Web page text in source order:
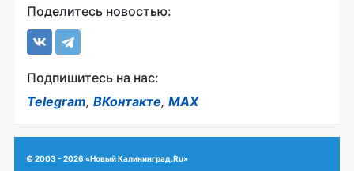
Поделитесь новостью:
Подпишитесь на нас:
Telegram, ВКонтакте, MAX
© 2003 - 2026 «Новый Калининград.Ru»